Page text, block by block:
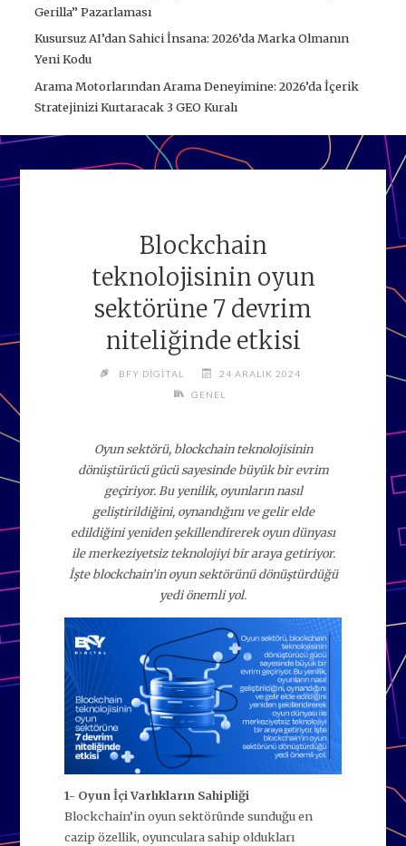
Gerilla” Pazarlaması
Kusursuz AI’dan Sahici İnsana: 2026’da Marka Olmanın
Yeni Kodu
Arama Motorlarından Arama Deneyimine: 2026’da İçerik
Stratejinizi Kurtaracak 3 GEO Kuralı
Blockchain
teknolojisinin oyun
sektörüne 7 devrim
niteliğinde etkisi
BFY DIGITAL
24 ARALIK 2024
GENEL
Oyun sektörü, blockchain teknolojisinin
dönüştürücü gücü sayesinde büyük bir evrim
geçiriyor. Bu yenilik, oyunların nasıl
geliştirildiğini, oynandığını ve gelir elde
edildiğini yeniden şekillendirerek oyun dünyası
ile merkeziyetsiz teknolojiyi bir araya getiriyor.
İşte blockchain’in oyun sektörünü dönüştürdüğü
yedi önemli yol.
1- Oyun İçi Varlıkların Sahipliği
Blockchain’in oyun sektöründe sunduğu en
cazip özellik, oyunculara sahip oldukları